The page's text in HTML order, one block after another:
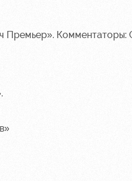
Премьер». Комментаторы: